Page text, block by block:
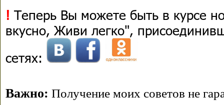
! Теперь Вы можете быть в курсе
вкусно, Живи легко",
сетях:
Важно: Получение моих советов не